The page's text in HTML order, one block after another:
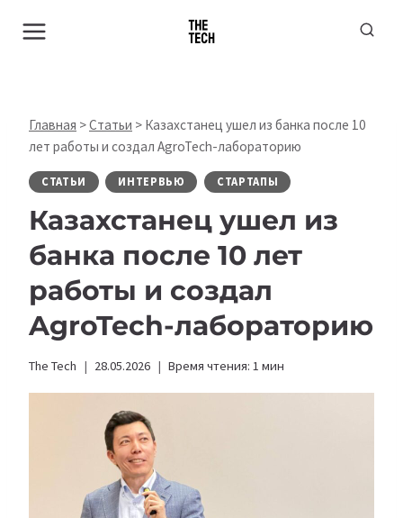
Главная >Статьи > Казахстанец ушел из банка после 10
лет работы и создал AgroTech-лабораторию
СТАТЬИ ИНТЕРВЬЮ СТАРТАПЫ
Казахстанец ушел из
банка после 10 лет
работы и создал
AgroTech-лабораторию
The Tech 28.05.2026 Время чтения: 1 мин